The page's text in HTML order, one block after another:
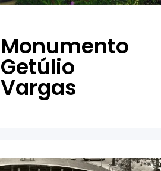
Monumento
Getúlio
Vargas